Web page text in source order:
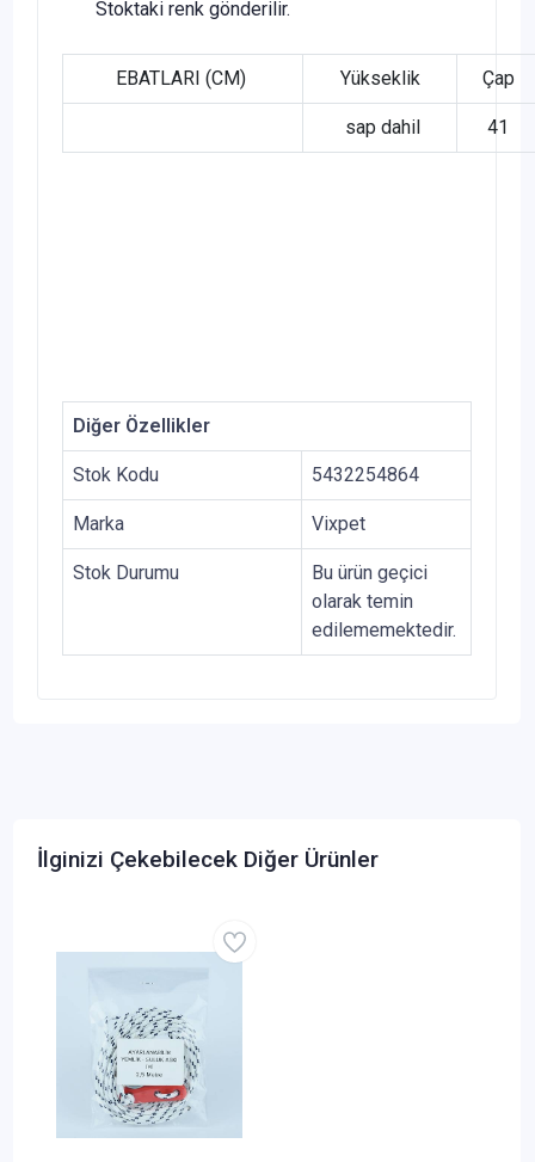
Stoktaki renk gönderilir.
EBATLARI (CM) Yükseklik Çap
sap dahil 41
Diğer Özellikler
Stok Kodu 5432254864
Marka Vixpet
Stok Durumu
Bu ürün geçici
olarak temin
edilememektedir.
İlginizi Çekebilecek Diğer Ürünler